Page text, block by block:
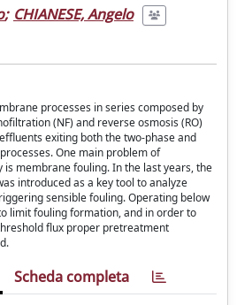
; CHIANESE, Angelo
processes in series composed by
(NF) and reverse osmosis (RO)
exiting both the two-phase and
One main problem of
is membrane fouling. In the last years, the
introduced as a key tool to analyze
sensible fouling. Operating below
limit fouling formation, and in order to
flux proper pretreatment
Scheda completa